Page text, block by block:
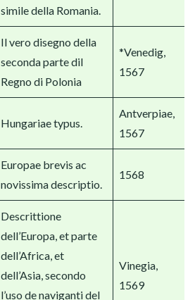
simile della Romania.
Il vero disegno della
seconda parte dil
Regno di Polonia
*Venedig,
1567
Hungariae typus.
Antverpiae,
1567
Europae brevis ac
novissima descriptio.
1568
Descrittione
dell’Europa, et parte
dell’Africa, et
dell’Asia, secondo
l’uso de naviganti del
Vinegia,
1569